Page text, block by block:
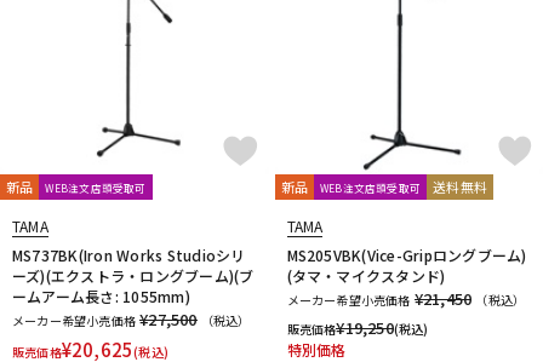
新品 WEB注文店頭受取可
TAMA
MS737BK(Iron Works Studioシリ
ーズ)(エクストラ・ロングブーム)(ブ
ームアーム長さ: 1055mm)
メーカー希望小売価格 ¥27,500
（税込）
販売価格¥20,625(税込)
新品 WEB注文店頭受取可 送料無料
TAMA
MS205VBK(Vice-Gripロングブーム)
(タマ・マイクスタンド)
メーカー希望小売価格 ¥21,450
（税込）
販売価格¥19,250(税込)
特別価格